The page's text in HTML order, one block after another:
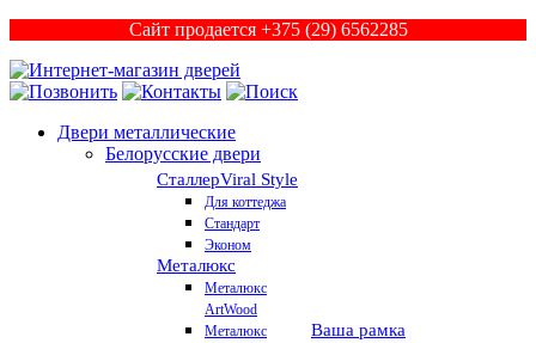
Сайт продается +375 (29) 6562285
Двери металлические
Белорусские двери
СталлерViral Style
Для коттеджа
Стандарт
Эконом
Металюкс
Металюкс
ArtWood
Металюкс
Ваша рамка